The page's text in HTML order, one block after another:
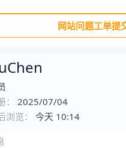
网站问题工单提
2025/07/04
浏览
今天 10:14